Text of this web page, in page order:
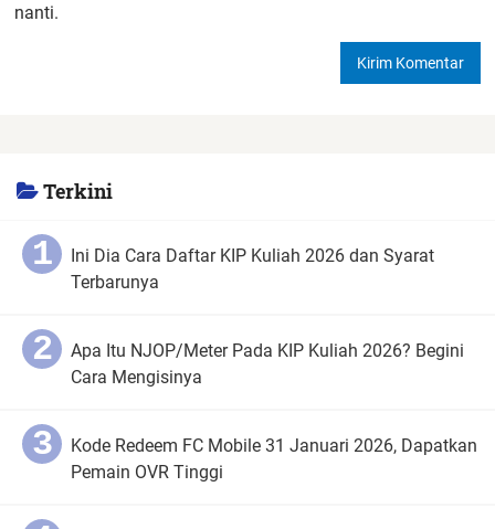
nanti.
Terkini
Ini Dia Cara Daftar KIP Kuliah 2026 dan Syarat
Terbarunya
Apa Itu NJOP/Meter Pada KIP Kuliah 2026? Begini
Cara Mengisinya
Kode Redeem FC Mobile 31 Januari 2026, Dapatkan
Pemain OVR Tinggi